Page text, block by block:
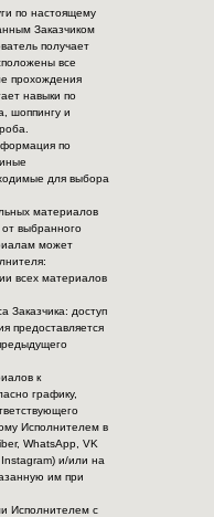
по настоящему
Заказчиком
получает
все
прохождения
навыки по
шоппингу и
по
для выбора
материалов
выбранного
может
всех материалов
Заказчика: доступ
предоставляется
к
графику,
Исполнителем в
WhatsApp, VK
и/или на
им при
Исполнителем с